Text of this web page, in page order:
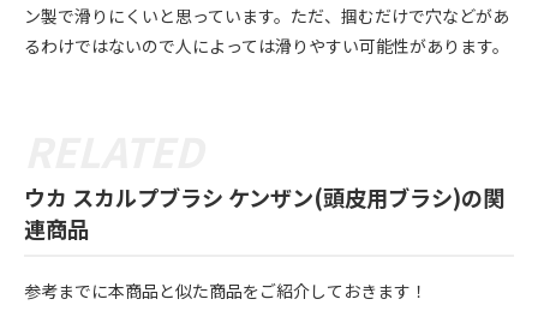
ン製で滑りにくいと思っています。ただ、掴むだけで穴などがあ
るわけではないので人によっては滑りやすい可能性があります。
ウカ スカルプブラシ ケンザン(頭皮用ブラシ)の関
連商品
参考までに本商品と似た商品をご紹介しておきます！